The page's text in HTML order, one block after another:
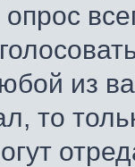
из
то